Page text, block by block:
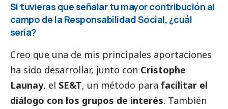
Si tuvieras que señalar tu mayor contribución al
campo de la ResponsabilidadSocial, ¿cuál
sería?
Creo que una de mis principales aportaciones
ha sido desarrollar, junto con Cristophe
Launay, el SE&T, un método para facilitar el
diálogo con los grupos de interés. También